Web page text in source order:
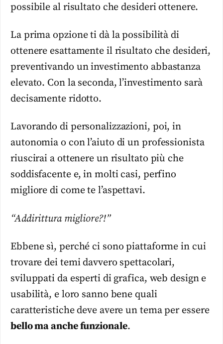
possibile al risultato che desideri ottenere.
La prima opzione ti dà la possibilità di
ottenere esattamente il risultato che desideri,
preventivando un investimento abbastanza
elevato. Con la seconda, l’investimento sarà
decisamente ridotto.
Lavorando di personalizzazioni, poi, in
autonomia o con l’aiuto di un professionista
riuscirai a ottenere un risultato più che
soddisfacente e, in molti casi, perfino
migliore di come te l’aspettavi.
“Addirittura migliore?!”
Ebbene sì, perché ci sono piattaforme in cui
trovare dei temi davvero spettacolari,
sviluppati da esperti di grafica, web design e
usabilità, e loro sanno bene quali
caratteristiche deve avere un tema per essere
bello ma anche funzionale.